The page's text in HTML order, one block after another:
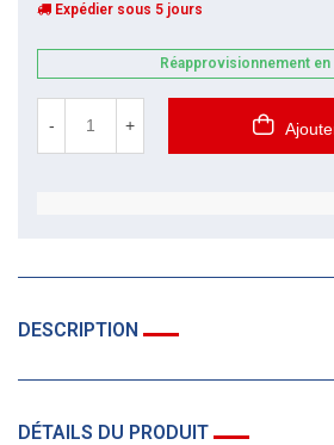
Expédier sous 5 jours
Réapprovisionnement
- +
DESCRIPTION
DÉTAILS DU PRODUIT